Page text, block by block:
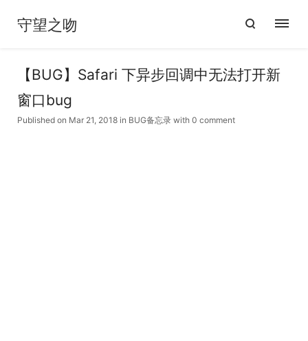
守望之吻
【BUG】Safari 下异步回调中无法打开新
窗口bug
Published on Mar 21, 2018 in BUG备忘录 with 0 comment